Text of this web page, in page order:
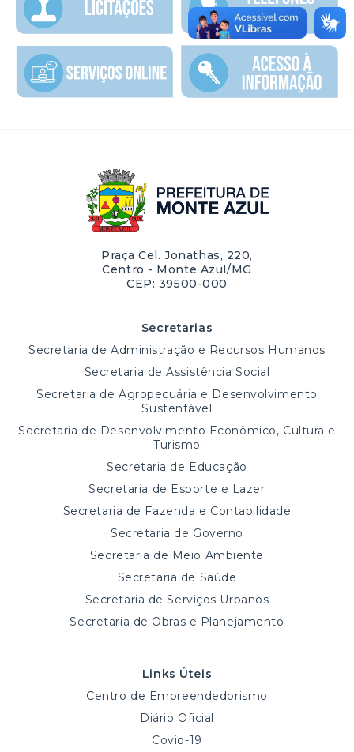
Praça Cel. Jonathas, 220,
Centro - Monte Azul/MG
CEP: 39500-000
Secretarias
Secretaria de Administração e Recursos Humanos
Secretaria de Assistência Social
Secretaria de Agropecuária e Desenvolvimento
Sustentável
Secretaria de Desenvolvimento Econômico, Cultura e
Turismo
Secretaria de Educação
Secretaria de Esporte e Lazer
Secretaria de Fazenda e Contabilidade
Secretaria de Governo
Secretaria de Meio Ambiente
Secretaria de Saúde
Secretaria de Serviços Urbanos
Secretaria de Obras e Planejamento
Links Úteis
Centro de Empreendedorismo
Diário Oficial
Covid-19